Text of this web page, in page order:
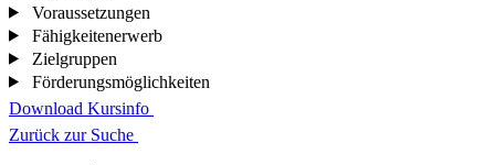
Voraussetzungen
Fähigkeitenerwerb
Zielgruppen
Förderungsmöglichkeiten
Download Kursinfo
Zurück zur Suche